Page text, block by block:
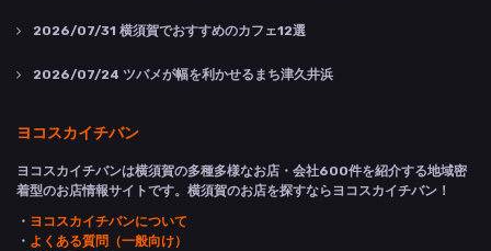
2026/07/31 横須賀でおすすめのカフェ12選
2026/07/24 ツバメが幅を利かせるまち津久井浜
ヨコスカイチバン
ヨコスカイチバンは横須賀の多種多様なお店・会社600件を紹介する地域密
着型のお店情報サイトです。横須賀のお店を探すならヨコスカイチバン！
・ ヨコスカイチバンについて
・ よくある質問（一般向け）